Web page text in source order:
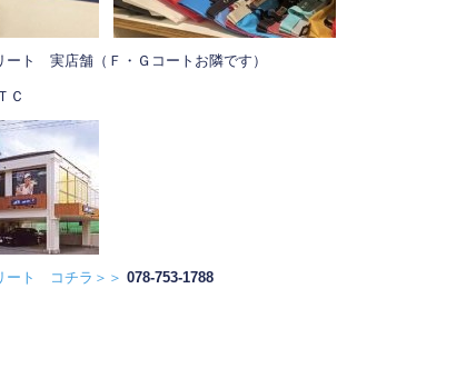
ート 実店舗（Ｆ・Ｇコートお隣です）
Ｃ
ート コチラ＞＞ 078-753-1788